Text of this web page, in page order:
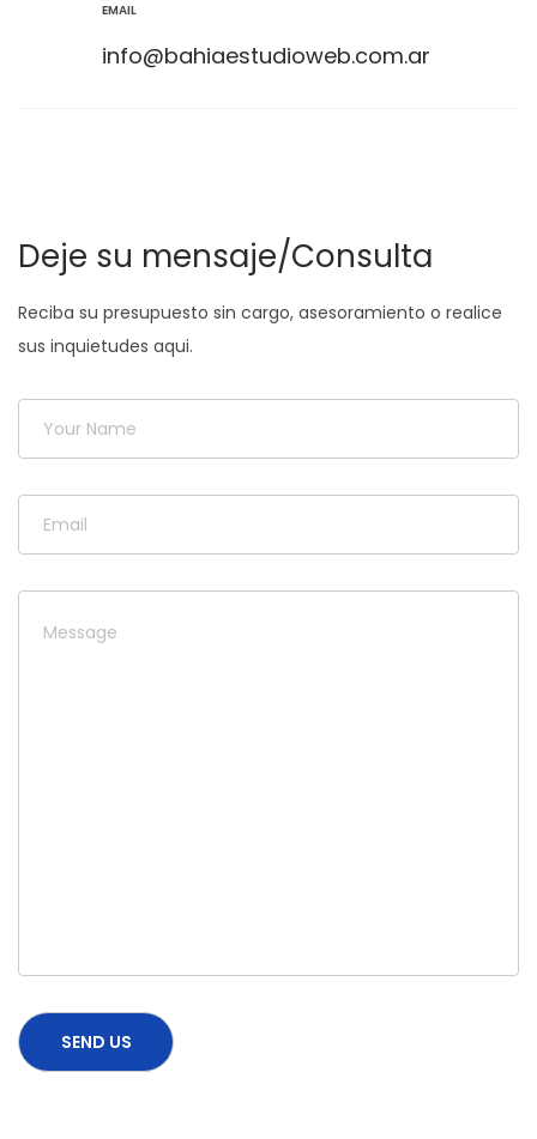
EMAIL
info@bahiaestudioweb.com.ar
Deje su mensaje/Consulta
Reciba su presupuesto sin cargo, asesoramiento o realice
sus inquietudes aqui.